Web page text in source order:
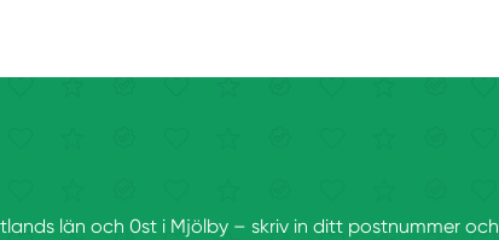
län och 0st i Mjölby – skriv in ditt postnummer och